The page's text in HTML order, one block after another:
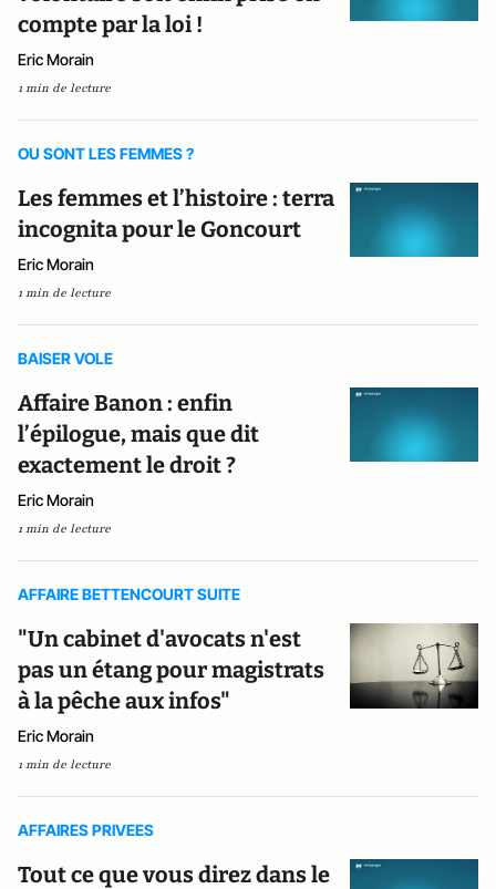
compte par la loi !
Eric Morain
1 min de lecture
OU SONT LES FEMMES ?
Les femmes et l’histoire : terra
incognita pour le Goncourt
Eric Morain
1 min de lecture
BAISER VOLE
Affaire Banon : enfin
l’épilogue, mais que dit
exactement le droit ?
Eric Morain
1 min de lecture
AFFAIRE BETTENCOURT SUITE
"Un cabinet d'avocats n'est
pas un étang pour magistrats
à la pêche aux infos"
Eric Morain
1 min de lecture
AFFAIRES PRIVEES
Tout ce que vous direz dans le